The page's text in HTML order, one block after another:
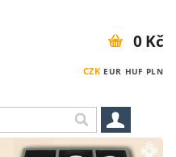
CZK EUR HUF PLN
0 Kč